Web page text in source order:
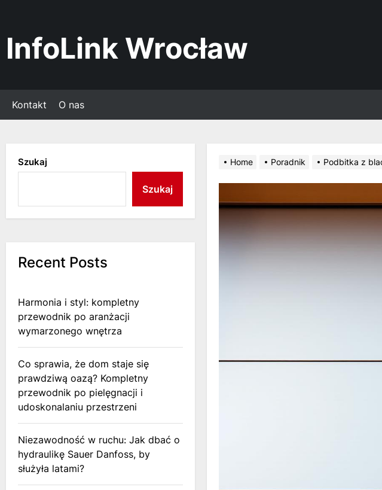
the
content
InfoLink Wrocław
Kontakt O nas
Home Poradnik Podbitka z
Szukaj
Szukaj
Recent Posts
Harmonia i styl: kompletny
przewodnik po aranżacji
wymarzonego wnętrza
Co sprawia, że dom staje się
prawdziwą oazą? Kompletny
przewodnik po pielęgnacji i
udoskonalaniu przestrzeni
Niezawodność w ruchu: Jak dbać o
hydraulikę Sauer Danfoss, by
służyła latami?